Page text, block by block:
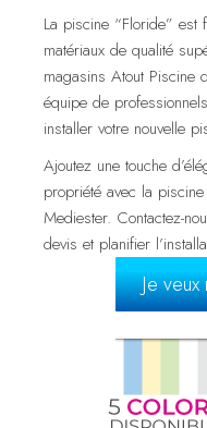
La piscine “Floride” est
matériaux de qualité
magasins Atout Piscine
équipe de
installer votre nouvelle
Ajoutez une touche
propriété avec la
Mediester. Contactez-
devis et planifier
Je